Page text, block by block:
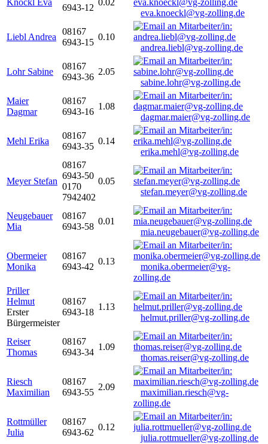
Knöckl Eva
6943-12
0.02
eva.knoeckl@vg-zolling.de
Liebl Andrea
08167
6943-15
0.10
andrea.liebl@vg-zolling.de
Lohr Sabine
08167
6943-36
2.05
sabine.lohr@vg-zolling.de
Maier
Dagmar
08167
6943-16
1.08
dagmar.maier@vg-zolling.de
Mehl Erika
08167
6943-35
0.14
erika.mehl@vg-zolling.de
Meyer Stefan
08167
6943-50
0170
7942402
0.05
stefan.meyer@vg-zolling.de
Neugebauer
Mia
08167
6943-58
0.01
mia.neugebauer@vg-zolling.de
Obermeier
Monika
08167
6943-42
0.13
monika.obermeier@vg-
zolling.de
Priller
Helmut
Erster
Bürgermeister
08167
6943-18
1.13
helmut.priller@vg-zolling.de
Reiser
Thomas
08167
6943-34
1.09
thomas.reiser@vg-zolling.de
Riesch
Maximilian
08167
6943-55
2.09
maximilian.riesch@vg-
zolling.de
Rottmüller
Julia
08167
6943-62
0.12
julia.rottmueller@vg-zolling.de